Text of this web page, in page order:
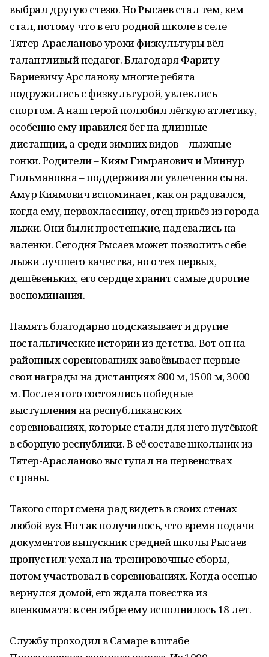
выбрал другую стезю. Но Рысаев стал тем, кем
стал, потому что в его родной школе в селе
Тятер-Арасланово уроки физкультуры вёл
талантливый педагог. Благодаря Фариту
Бариевичу Арсланову многие ребята
подружились с физкультурой, увлеклись
спортом. А наш герой полюбил лёгкую атлетику,
особенно ему нравился бег на длинные
дистанции, а среди зимних видов – лыжные
гонки. Родители – Киям Гимранович и Миннур
Гильмановна – поддерживали увлечения сына.
Амур Киямович вспоминает, как он радовался,
когда ему, первокласснику, отец привёз из города
лыжи. Они были простенькие, надевались на
валенки. Сегодня Рысаев может позволить себе
лыжи лучшего качества, но о тех первых,
дешёвеньких, его сердце хранит самые дорогие
воспоминания.
Память благодарно подсказывает и другие
ностальгические истории из детства. Вот он на
районных соревнованиях завоёвывает первые
свои награды на дистанциях 800 м, 1500 м, 3000
м. После этого состоялись победные
выступления на республиканских
соревнованиях, которые стали для него путёвкой
в сборную республики. В её составе школьник из
Тятер-Арасланово выступал на первенствах
страны.
Такого спортсмена рад видеть в своих стенах
любой вуз. Но так получилось, что время подачи
документов выпускник средней школы Рысаев
пропустил: уехал на тренировочные сборы,
потом участвовал в соревнованиях. Когда осенью
вернулся домой, его ждала повестка из
военкомата: в сентябре ему исполнилось 18 лет.
Службу проходил в Самаре в штабе